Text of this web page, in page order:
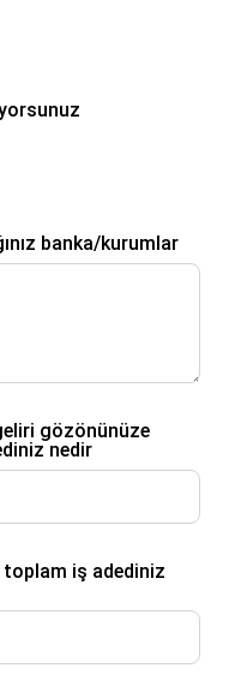
banka/kurumlar
gözönünüze
nedir
toplam iş adediniz